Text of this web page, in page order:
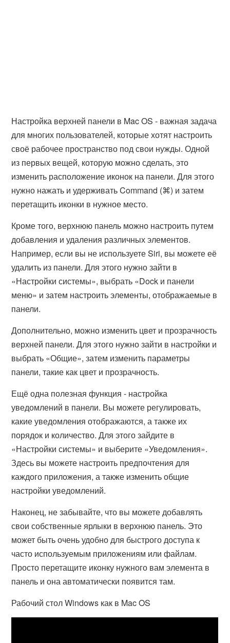
Настройка верхней панели в Mac OS - важная задача
для многих пользователей, которые хотят настроить
своё рабочее пространство под свои нужды. Одной
из первых вещей, которую можно сделать, это
изменить расположение иконок на панели. Для этого
нужно нажать и удерживать Command (⌘) и затем
перетащить иконки в нужное место.
Кроме того, верхнюю панель можно настроить путем
добавления и удаления различных элементов.
Например, если вы не используете Siri, вы можете её
удалить из панели. Для этого нужно зайти в
«Настройки системы», выбрать «Dock и панели
меню» и затем настроить элементы, отображаемые в
панели.
Дополнительно, можно изменить цвет и прозрачность
верхней панели. Для этого нужно зайти в настройки и
выбрать «Общие», затем изменить параметры
панели, такие как цвет и прозрачность.
Ещё одна полезная функция - настройка
уведомлений в панели. Вы можете регулировать,
какие уведомления отображаются, а также их
порядок и количество. Для этого зайдите в
«Настройки системы» и выберите «Уведомления».
Здесь вы можете настроить предпочтения для
каждого приложения, а также изменить общие
настройки уведомлений.
Наконец, не забывайте, что вы можете добавлять
свои собственные ярлыки в верхнюю панель. Это
может быть очень удобно для быстрого доступа к
часто используемым приложениям или файлам.
Просто перетащите иконку нужного вам элемента в
панель и она автоматически появится там.
Рабочий стол Windows как в Mac OS